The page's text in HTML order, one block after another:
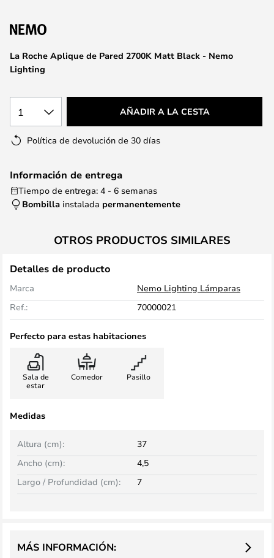
galería
imágenes
La Roche Aplique de Pared 2700K Matt Black - Nemo
Lighting
1 AÑADIR A LA CESTA
Política de devolución de 30 días
Información de entrega
Tiempo de entrega: 4 - 6 semanas
Bombilla instalada permanentemente
OTROS PRODUCTOS SIMILARES
Detalles de producto
Marca
Nemo Lighting Lámparas
Ref.:
70000021
Perfecto para estas habitaciones
Sala de
estar
Comedor Pasillo
Medidas
Ancho (cm): 4,5
Altura (cm): 37
Largo / Profundidad (cm): 7
MÁS INFORMACIÓN: